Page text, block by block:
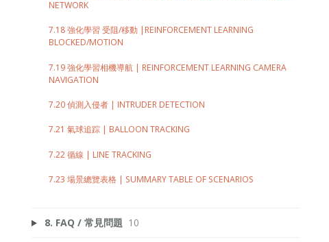
NETWORK
7.18 強化學習 受阻/移動 |REINFORCEMENT LEARNING
BLOCKED/MOTION
7.19 強化學習相機導航 | REINFORCEMENT LEARNING CAMERA
NAVIGATION
7.20 偵測入侵者 | INTRUDER DETECTION
7.21 氣球追踪 | BALLOON TRACKING
7.22 循線 | LINE TRACKING
7.23 場景總覽表格 | SUMMARY TABLE OF SCENARIOS
8. FAQ / 常見問題 10